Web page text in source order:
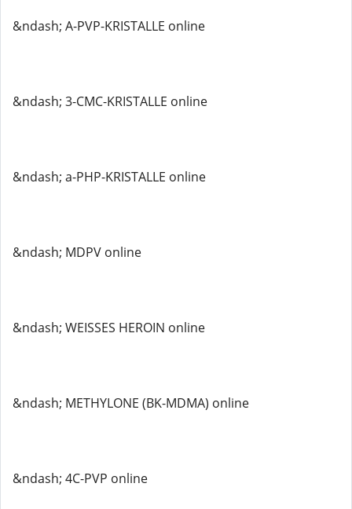
&ndash; A-PVP-KRISTALLE online
&ndash; 3-CMC-KRISTALLE online
&ndash; a-PHP-KRISTALLE online
&ndash; MDPV online
&ndash; WEISSES HEROIN online
&ndash; METHYLONE (BK-MDMA) online
&ndash; 4C-PVP online